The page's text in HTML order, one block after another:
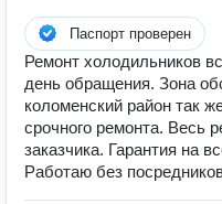
Паспорт проверен
Ремонт холодильников
день обращения. Зона
коломенский район так
срочного ремонта. Весь
заказчика. Гарантия на
Работаю без